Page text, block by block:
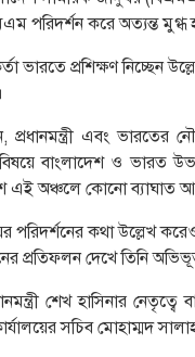
পরিদর্শন করে অত্যন্ত মুগ্ধ
ভারতে প্রশিক্ষণ নিচ্ছেন
প্রধানমন্ত্রী এবং
বিষয়ে বাংলাদেশ ও
এই অঞ্চলে কোনো ব্যাঘাত
পরিদর্শনের কথা উল্লেখ
প্রতিফলন দেখে তিনি
শেখ হাসিনার
সচিব মোহাম্মদ